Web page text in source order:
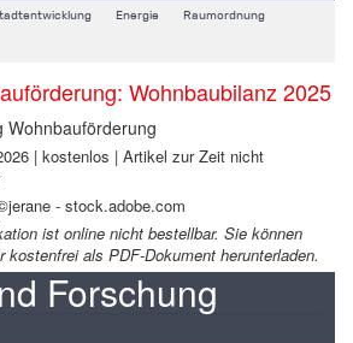
Energie Raumordnung
Wohnbaubilanz 2025
Wohnbauförderung
| kostenlos | Artikel zur Zeit nicht
- stock.adobe.com
ist online nicht bestellbar. Sie können
kostenfrei als PDF-Dokument herunterladen.
Forschung